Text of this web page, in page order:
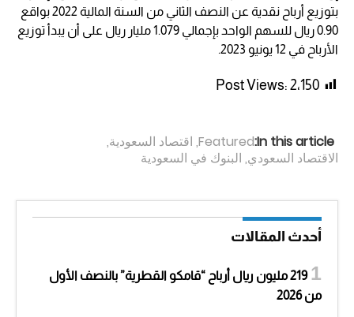
بتوزيع أرباح نقدية عن النصف الثاني من السنة المالية 2022 بواقع
0.90 ریال للسهم الواحد بإجمالي 1.079 مليار ریال على أن يبدأ توزيع
الأرباح في 12 يونيو 2023.
Post Views: 2٬150
In this article:
Featured
, اقتصاد السعودية,
الاقتصاد السعودي, البنوك في السعودية
أحدث المقالات
219 مليون ريال أرباح “قامكو القطرية” بالنصف الأول
من 2026